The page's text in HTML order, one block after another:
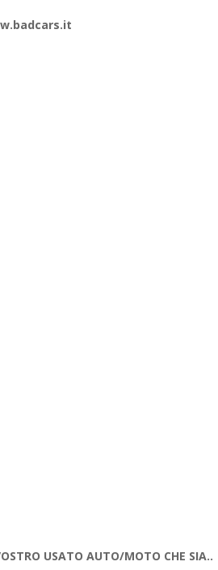
USATO AUTO/MOTO CHE SIA..